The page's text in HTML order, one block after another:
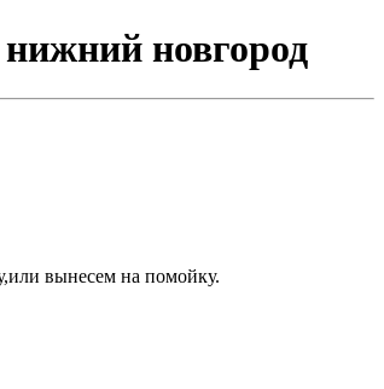
нижний новгород
вынесем на помойку.